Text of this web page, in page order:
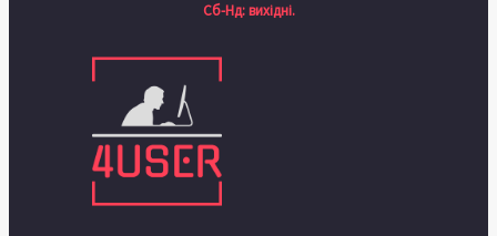
Сб-Нд: вихідні.